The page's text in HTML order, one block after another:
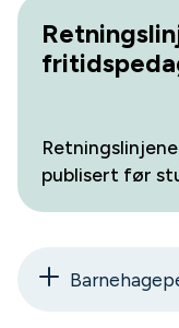
publisert før